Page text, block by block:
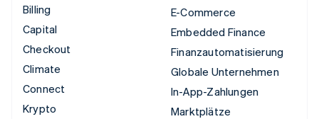
Billing
Capital
Checkout
Climate
Connect
Krypto
E-Commerce
Embedded Finance
Finanzautomatisierung
Globale Unternehmen
In-App-Zahlungen
Marktplätze